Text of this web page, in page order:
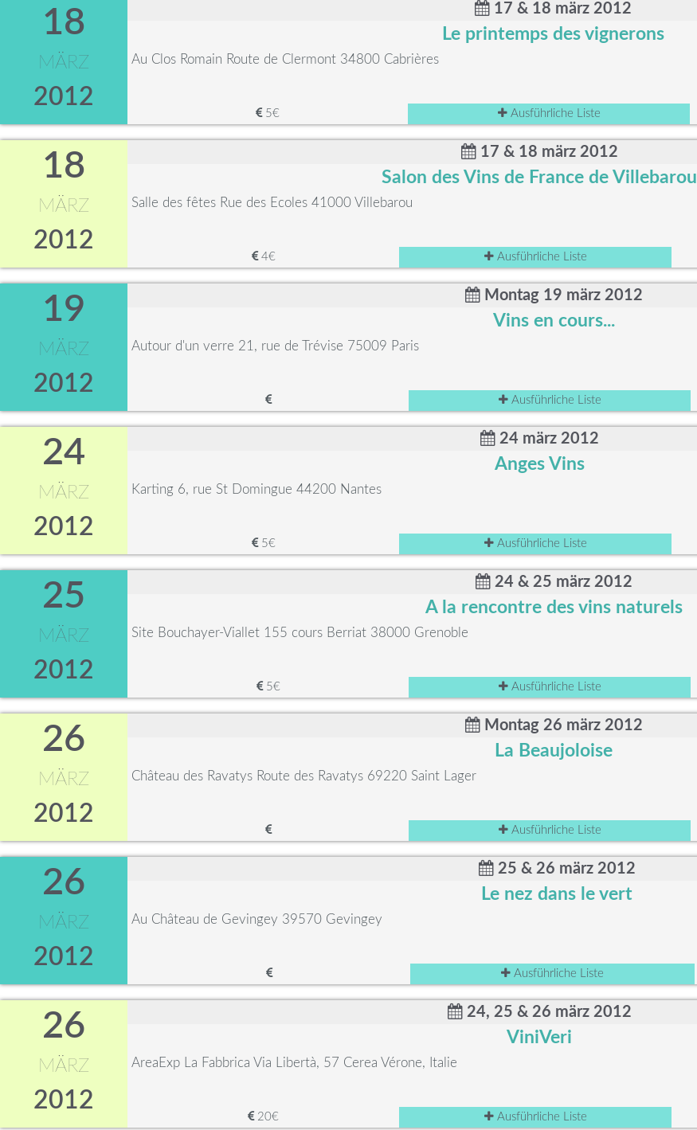
18
MÄRZ
2012
17 & 18 märz 2012
Le printemps des vignerons
Au Clos Romain Route de Clermont 34800 Cabrières
5€ Ausführliche Liste
18
MÄRZ
2012
17 & 18 märz 2012
Salon des Vins de France de Villebarou
Salle des fêtes Rue des Ecoles 41000 Villebarou
4€ Ausführliche Liste
19
MÄRZ
2012
Montag 19 märz 2012
Vins en cours...
Autour d'un verre 21, rue de Trévise 75009 Paris
Ausführliche Liste
24
MÄRZ
2012
24 märz 2012
Anges Vins
Karting 6, rue St Domingue 44200 Nantes
5€ Ausführliche Liste
25
MÄRZ
2012
24 & 25 märz 2012
A la rencontre des vins naturels
Site Bouchayer-Viallet 155 cours Berriat 38000 Grenoble
5€ Ausführliche Liste
26
MÄRZ
2012
Montag 26 märz 2012
La Beaujoloise
Château des Ravatys Route des Ravatys 69220 Saint Lager
Ausführliche Liste
26
MÄRZ
2012
25 & 26 märz 2012
Le nez dans le vert
Au Château de Gevingey 39570 Gevingey
Ausführliche Liste
26
MÄRZ
2012
24, 25 & 26 märz 2012
ViniVeri
AreaExp La Fabbrica Via Libertà, 57 Cerea Vérone, Italie
20€ Ausführliche Liste